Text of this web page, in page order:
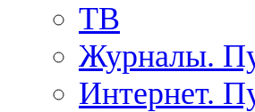
ТВ
Журналы.
Интернет.